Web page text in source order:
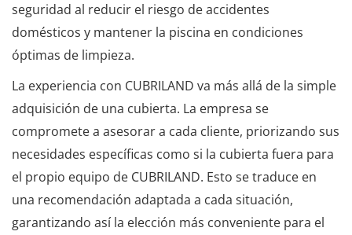
seguridad al reducir el riesgo de accidentes
domésticos y mantener la piscina en condiciones
óptimas de limpieza.
La experiencia con CUBRILAND va más allá de la simple
adquisición de una cubierta. La empresa se
compromete a asesorar a cada cliente, priorizando sus
necesidades específicas como si la cubierta fuera para
el propio equipo de CUBRILAND. Esto se traduce en
una recomendación adaptada a cada situación,
garantizando así la elección más conveniente para el